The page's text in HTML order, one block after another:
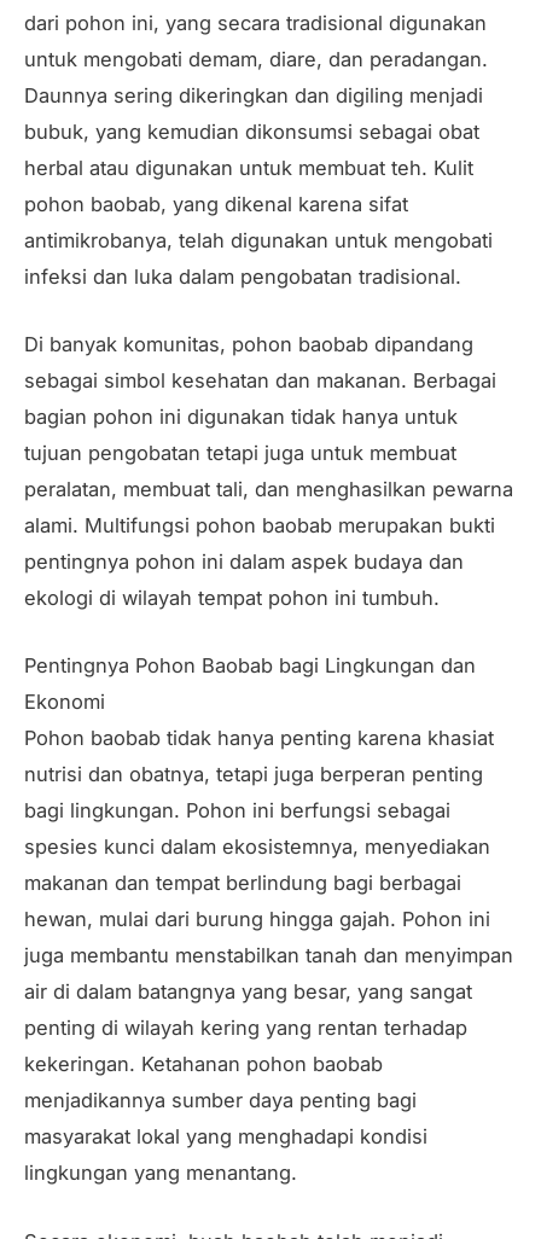
dari pohon ini, yang secara tradisional digunakan
untuk mengobati demam, diare, dan peradangan.
Daunnya sering dikeringkan dan digiling menjadi
bubuk, yang kemudian dikonsumsi sebagai obat
herbal atau digunakan untuk membuat teh. Kulit
pohon baobab, yang dikenal karena sifat
antimikrobanya, telah digunakan untuk mengobati
infeksi dan luka dalam pengobatan tradisional.
Di banyak komunitas, pohon baobab dipandang
sebagai simbol kesehatan dan makanan. Berbagai
bagian pohon ini digunakan tidak hanya untuk
tujuan pengobatan tetapi juga untuk membuat
peralatan, membuat tali, dan menghasilkan pewarna
alami. Multifungsi pohon baobab merupakan bukti
pentingnya pohon ini dalam aspek budaya dan
ekologi di wilayah tempat pohon ini tumbuh.
Pentingnya Pohon Baobab bagi Lingkungan dan
Ekonomi
Pohon baobab tidak hanya penting karena khasiat
nutrisi dan obatnya, tetapi juga berperan penting
bagi lingkungan. Pohon ini berfungsi sebagai
spesies kunci dalam ekosistemnya, menyediakan
makanan dan tempat berlindung bagi berbagai
hewan, mulai dari burung hingga gajah. Pohon ini
juga membantu menstabilkan tanah dan menyimpan
air di dalam batangnya yang besar, yang sangat
penting di wilayah kering yang rentan terhadap
kekeringan. Ketahanan pohon baobab
menjadikannya sumber daya penting bagi
masyarakat lokal yang menghadapi kondisi
lingkungan yang menantang.